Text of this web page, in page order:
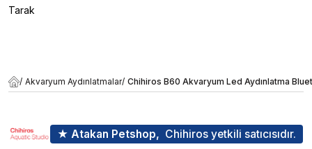
Tarak
/ Akvaryum Aydınlatmalar/ Chihiros B60 Akvaryum Led Aydınlatma
★ Atakan Petshop, Chihiros yetkili satıcısıdır.